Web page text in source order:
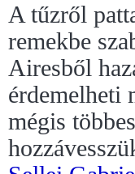
A tűzről
remekbe
Airesből
érdemelheti
mégis